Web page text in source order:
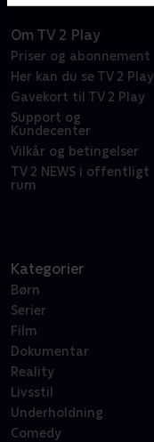
Om TV 2 Play
Priser og abonnement
Her kan du se TV 2 Play
Gavekort til TV 2 Play
Support og
Kundecenter
Vilkår og betingelser
TV 2 NEWS i offentligt
rum
Kategorier
Børn
Serier
Film
Dokumentar
Reality
Livsstil
Underholdning
Comedy